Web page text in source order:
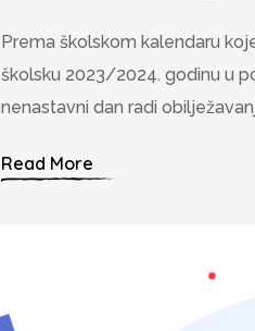
Prema školskom kalendaru
školsku 2023/2024. godinu u
nenastavni dan radi
Read More